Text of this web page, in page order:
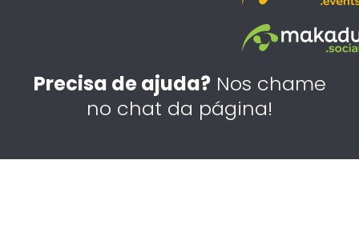
b
k
a
a
e
d
n
Precisa de ajuda?Nos chame
no chat da página!